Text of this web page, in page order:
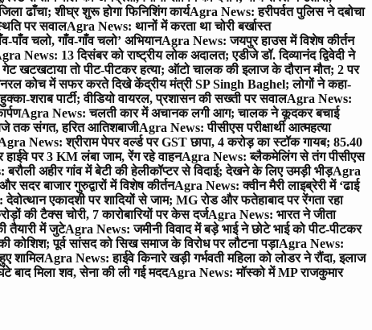
ढाँचा; शीघ्र शुरू होगा फिनिशिंग कार्यAgra News: हरीपर्वत पुलिस ने दबोचा
पर सवालAgra News: थानों में करता था चोरी बर्खास्त
पाँव चलो, गाँव-गाँव चलो’ अभियानAgra News: जयपुर हाउस में विशेष कीर्तन
News: 13 दिसंबर को राष्ट्रीय लोक अदालत; एडीजे डॉ. दिव्यानंद द्विवेदी ने
खटखटाया तो पीट-पीटकर हत्या; ऑटो चालक की इलाज के दौरान मौत; 2 पर
कोच में सफर करते दिखे केंद्रीय मंत्री SP Singh Baghel; लोगों ने कहा-
शराब पार्टी; वीडियो वायरल, प्रशासन की सख्ती पर सवालAgra News:
Agra News: चलती कार में अचानक लगी आग; चालक ने कूदकर बचाई
तक संगत, हरित आतिशबाजीAgra News: पीसीएस परीक्षार्थी आत्महत्या
News: श्रीराम पेपर वर्ल्ड पर GST छापा, 4 करोड़ का स्टॉक गायब; 85.40
पर 3 KM लंबा जाम, रेंग रहे वाहनAgra News: ब्लैकमेलिंग से तंग पीसीएस
अहीर गांव में बेटी की हेलीकॉप्टर से विदाई; देखने के लिए उमड़ी भीड़Agra
बाजार गुरुद्वारों में विशेष कीर्तनAgra News: क्वीन मैरी लाइब्रेरी में ‘ढाई
एकादशी पर शादियों से जाम; MG रोड और फतेहाबाद पर रेंगता रहा
की टैक्स चोरी, 7 कारोबारियों पर केस दर्जAgra News: भारत ने जीता
तैयारी में जुटेAgra News: जमीनी विवाद में बड़े भाई ने छोटे भाई को पीट-पीटकर
कोशिश; पूर्व सांसद को सिख समाज के विरोध पर लौटना पड़ाAgra News:
शामिलAgra News: हाईवे किनारे खड़ी गर्भवती महिला को लोडर ने रौंदा, इलाज
बाद मिला शव, सेना की ली गई मददAgra News: मॉस्को में MP राजकुमार